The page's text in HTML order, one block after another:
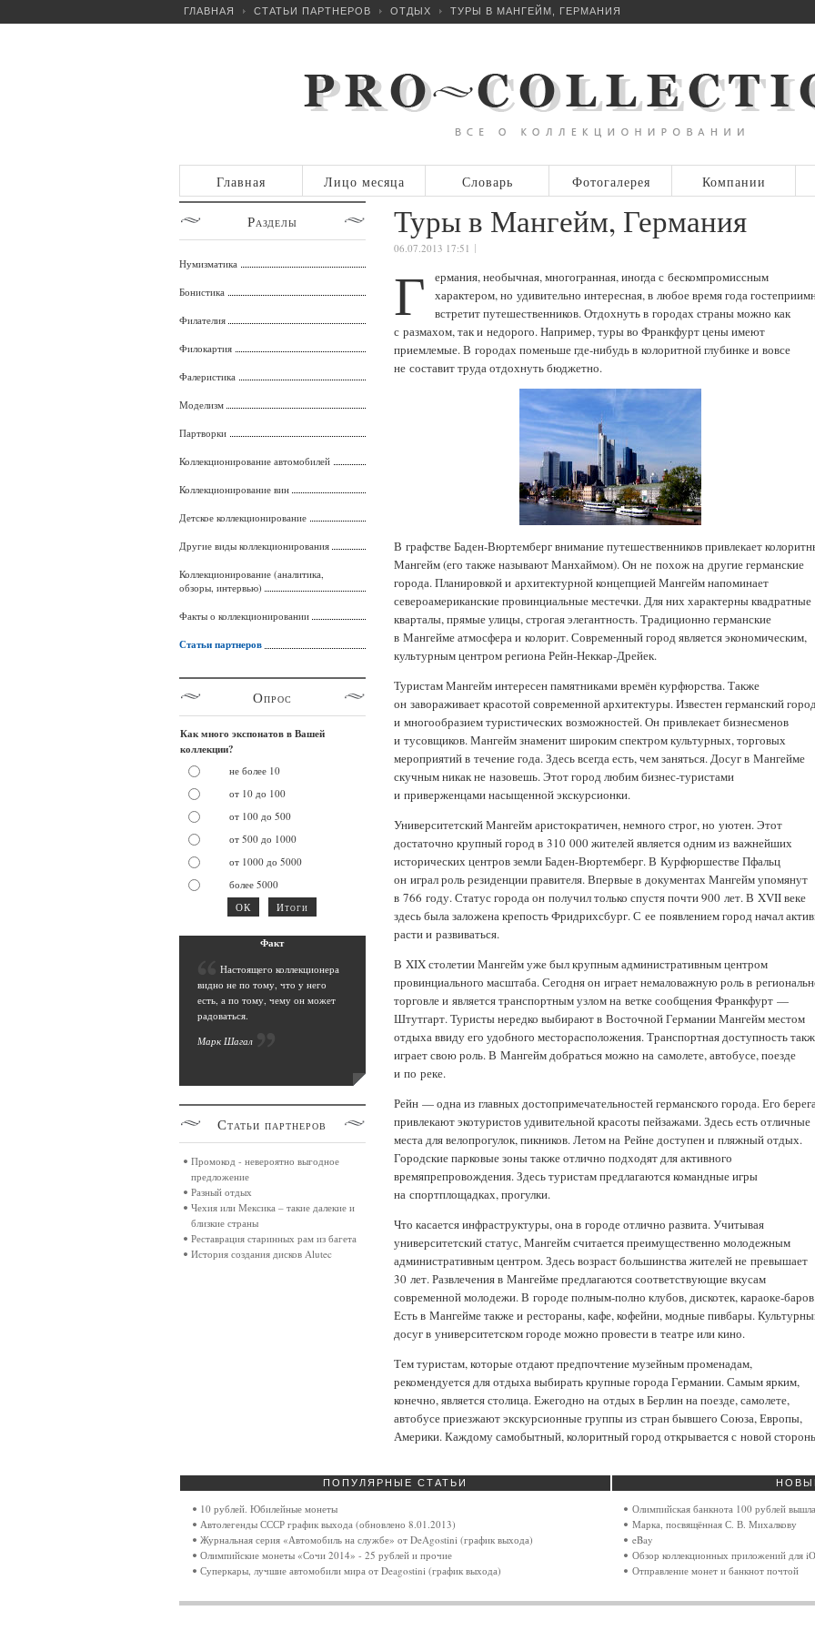
ГЛАВНАЯ СТАТЬИ ПАРТНЕРОВ ОТДЫХ ТУРЫ В МАНГЕЙМ, ГЕРМАНИЯ
Главная Лицо месяца Словарь Фотогалерея Компании
Туры в Мангейм, Германия
06.07.2013 17:51
Г
ермания, необычная, многогранная, иногда с бескомпромиссным
характером, но удивительно интересная, в любое время года
встретит путешественников. Отдохнуть в городах страны можно как
с размахом, так и недорого. Например, туры во Франкфурт цены имеют
приемлемые. В городах поменьше где-нибудь в колоритной глубинке и вовсе
не составит труда отдохнуть бюджетно.
В графстве Баден-Вюртемберг внимание путешественников привлекает
Мангейм (его также называют Манхаймом). Он не похож на другие германские
города. Планировкой и архитектурной концепцией Мангейм напоминает
североамериканские провинциальные местечки. Для них характерны квадратные
кварталы, прямые улицы, строгая элегантность. Традиционно германские
в Мангейме атмосфера и колорит. Современный город является экономическим,
культурным центром региона Рейн-Неккар-Дрейек.
Туристам Мангейм интересен памятниками времён курфюрства. Также
он завораживает красотой современной архитектуры. Известен германский город
и многообразием туристических возможностей. Он привлекает бизнесменов
и тусовщиков. Мангейм знаменит широким спектром культурных, торговых
мероприятий в течение года. Здесь всегда есть, чем заняться. Досуг в Мангейме
скучным никак не назовешь. Этот город любим бизнес-туристами
и приверженцами насыщенной экскурсионки.
Университетский Мангейм аристократичен, немного строг, но уютен. Этот
достаточно крупный город в 310 000 жителей является одним из важнейших
исторических центров земли Баден-Вюртемберг. В Курфюршестве Пфальц
он играл роль резиденции правителя. Впервые в документах Мангейм упомянут
в 766 году. Статус города он получил только спустя почти 900 лет. В XVII веке
здесь была заложена крепость Фридрихсбург. С ее появлением город начал
расти и развиваться.
В XIX столетии Мангейм уже был крупным административным центром
провинциального масштаба. Сегодня он играет немаловажную роль в
торговле и является транспортным узлом на ветке сообщения Франкфурт —
Штутгарт. Туристы нередко выбирают в Восточной Германии Мангейм местом
отдыха ввиду его удобного месторасположения. Транспортная доступность
играет свою роль. В Мангейм добраться можно на самолете, автобусе, поезде
и по реке.
Рейн — одна из главных достопримечательностей германского города. Его
привлекают экотуристов удивительной красоты пейзажами. Здесь есть отличные
места для велопрогулок, пикников. Летом на Рейне доступен и пляжный отдых.
Городские парковые зоны также отлично подходят для активного
времяпрепровождения. Здесь туристам предлагаются командные игры
на спортплощадках, прогулки.
Что касается инфраструктуры, она в городе отлично развита. Учитывая
университетский статус, Мангейм считается преимущественно молодежным
административным центром. Здесь возраст большинства жителей не превышает
30 лет. Развлечения в Мангейме предлагаются соответствующие вкусам
современной молодежи. В городе полным-полно клубов, дискотек, караоке-
Есть в Мангейме также и рестораны, кафе, кофейни, модные пивбары.
досуг в университетском городе можно провести в театре или кино.
Тем туристам, которые отдают предпочтение музейным променадам,
рекомендуется для отдыха выбирать крупные города Германии. Самым ярким,
конечно, является столица. Ежегодно на отдых в Берлин на поезде, самолете,
автобусе приезжают экскурсионные группы из стран бывшего Союза, Европы,
Америки. Каждому самобытный, колоритный город открывается с новой
Разделы
Нумизматика
Бонистика
Филателия
Филокартия
Фалеристика
Моделизм
Партворки
Коллекционирование автомобилей
Коллекционирование вин
Детское коллекционирование
Другие виды коллекционирования
Коллекционирование (аналитика,
обзоры, интервью)
Факты о коллекционировании
Статьи партнеров
Опрос
Как много экспонатов в Вашей
коллекции?
не более 10
от 10 до 100
от 100 до 500
от 500 до 1000
от 1000 до 5000
более 5000
Факт
Настоящего коллекционера
видно не по тому, что у него
есть, а по тому, чему он может
радоваться.
Марк Шагал
Статьи партнеров
Промокод - невероятно выгодное
предложение
Разный отдых
Чехия или Мексика – такие далекие и
близкие страны
Реставрация старинных рам из багета
История создания дисков Alutec
ПОПУЛЯРНЫЕ СТАТЬИ
10 рублей. Юбилейные монеты
Автолегенды СССР график выхода (обновлено 8.01.2013)
Журнальная серия «Автомобиль на службе» от DeAgostini (график выхода)
Олимпийские монеты «Сочи 2014» - 25 рублей и прочие
Суперкары, лучшие автомобили мира от Deagostini (график выхода)
Олимпийская банкнота 100 рублей
Марка, посвящённая С. В. Михалкову
eBay
Обзор коллекционных приложений для
Отправление монет и банкнот почтой